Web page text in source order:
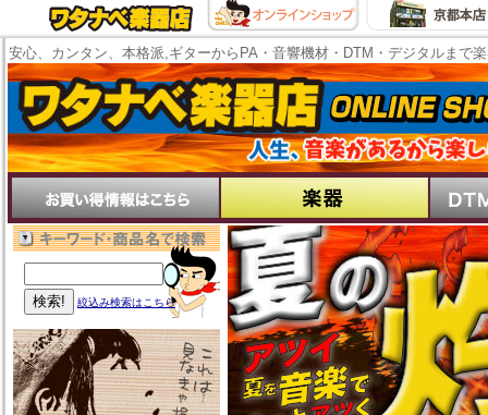
安心、カンタン、本格派,ギターからPA・音響機材・DTM・デジタルまで
絞込み検索はこちら